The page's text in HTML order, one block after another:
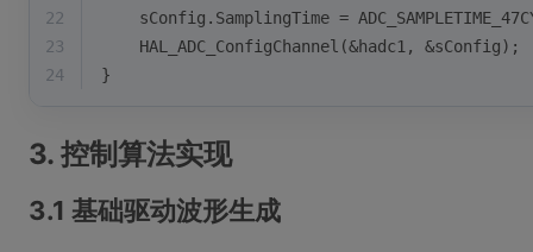
22
sConfig.SamplingTime =
23
    HAL_ADC_ConfigChannel(&hadc1, &sConfig);
24
}
3. 控制算法实现
3.1 基础驱动波形生成